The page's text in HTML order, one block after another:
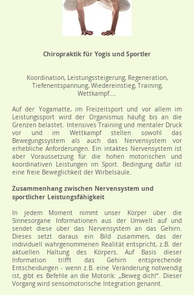
Chiropraktik für Yogis und Sportler
Koordination, Leistungssteigerung, Regeneration,
Tiefenentspannung, Wiedereinstieg, Training,
Wettkampf....
Auf der Yogamatte, im Freizeitsport und vor allem im
Leistungssport wird der Organismus häufig bis an die
Grenzen belastet. Intensives Training und mentaler Druck
vor und im Wettkampf stellen sowohl das
Bewegungssystem als auch das Nervensystem vor
erhebliche Anforderungen. Ein intaktes Nervensystem ist
aber Voraussetzung für die hohen motorischen und
koordinativen Leistungen im Sport. Bedingung dafür ist
eine freie Beweglichkeit der Wirbelsäule.
Zusammenhang zwischen Nervensystem und
sportlicher Leistungsfähigkeit
In jedem Moment nimmt unser Körper über die
Sinnesorgane Informationen aus der Umwelt auf und
sendet diese über das Nervensystem an das Gehirn.
Dieses setzt daraus ein Bild zusammen, das der
individuell wahrgenommenen Realität entspricht, z.B. der
aktuellen Haltung des Körpers. Auf Basis dieser
Information trifft das Gehirn entsprechende
Entscheidungen - wenn z.B. eine Veränderung notwendig
ist, gibt es Befehle an die Motorik: „Beweg dich!“. Dieser
Vorgang wird sensomotorische Integration genannt.